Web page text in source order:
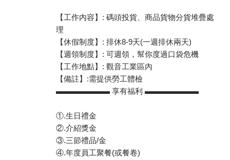
【工作內容】: 碼頭投貨、商品貨物分貨堆疊處
理
【休假制度】: 排休8-9天(一週排休兩天)
【週領制度】: 可週領，幫你度過口袋危機
【工作地點】: 觀音工業區內
【備註】:需提供勞工體檢
▬▬▬▬▬▬▬ 享有福利 ▬▬▬▬▬▬▬
①.生日禮金
②.介紹獎金
③.三節禮品/金
④.年度員工聚餐(或餐卷)